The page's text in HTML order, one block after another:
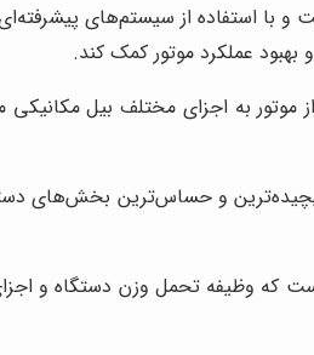
و با استفاده از سیستم‌های
بهبود عملکرد موتور کمک کند.
موتور به اجزای مختلف بیل
و حساس‌ترین بخش‌های
که وظیفه تحمل وزن دستگاه و